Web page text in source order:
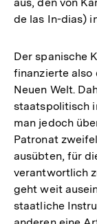
de las In-dias)
Der spanische
finanzierte also
Neuen Welt.
staatspolitisch
man jedoch
Patronat
ausübten, für
verantwortlich
geht weit
staatliche